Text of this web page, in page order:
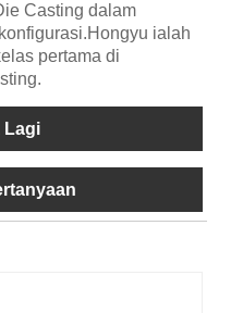
Casting dalam
ialah
pertama di
Lagi